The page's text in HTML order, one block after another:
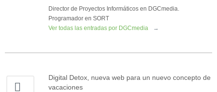
Director de Proyectos Informáticos en DGCmedia.
Programador en SORT
Ver todas las entradas por DGCmedia
→
Digital Detox, nueva web para un nuevo concepto de
vacaciones